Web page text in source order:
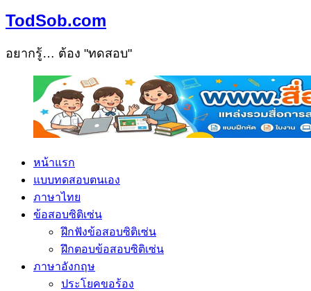
TodSob.com
อยากรู้… ต้อง "ทดสอบ"
หน้าแรก
แบบทดสอบตนเอง
ภาษาไทย
ข้อสอบซิติเซ่น
ฝึกฟังข้อสอบซิติเซ่น
ฝึกตอบข้อสอบซิติเซ่น
ภาษาอังกฤษ
ประโยคขอร้อง